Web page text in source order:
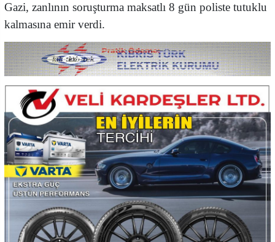
Gazi, zanlının soruşturma maksatlı 8 gün poliste tutuklu
kalmasına emir verdi.